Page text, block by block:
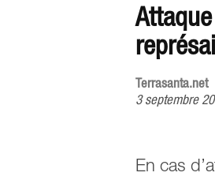
Terrasanta.net
3 septembre
En cas